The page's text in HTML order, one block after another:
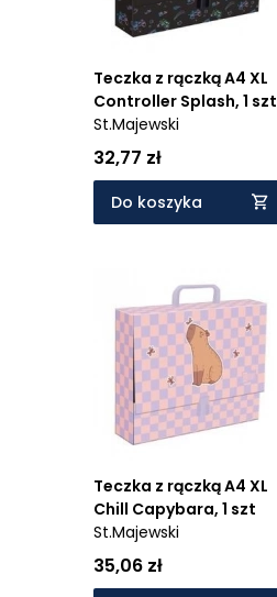
Od najnowszych
Od najstarszych
Teczka z rączką A4 XL
Controller Splash, 1 szt
St.Majewski
32,77 zł
Do koszyka
Teczka z rączką A4 XL
Chill Capybara, 1 szt
St.Majewski
35,06 zł